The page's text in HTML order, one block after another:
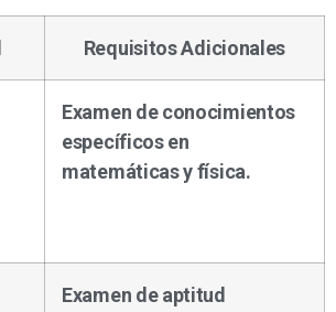
Requisitos Adicionales
Examen de conocimientos
específicos en
matemáticas y física.
Examen de aptitud